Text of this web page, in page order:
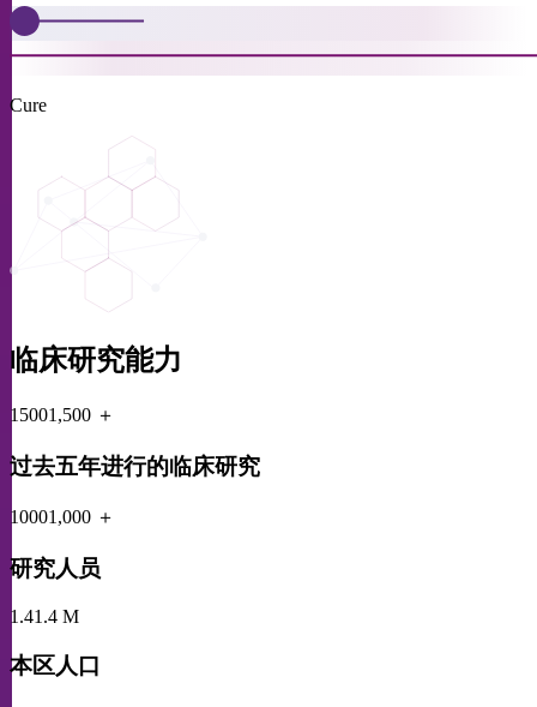
Cure
临床研究能力
15001,500 ＋
过去五年进行的临床研究
10001,000 ＋
研究人员
1.41.4 M
本区人口